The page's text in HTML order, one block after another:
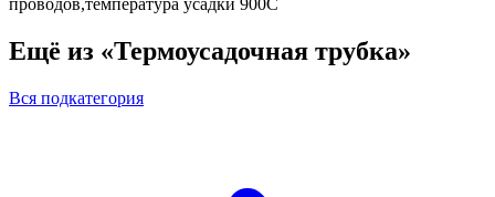
проводов,температура усадки 900С
Ещё из «Термоусадочная трубка»
Вся подкатегория